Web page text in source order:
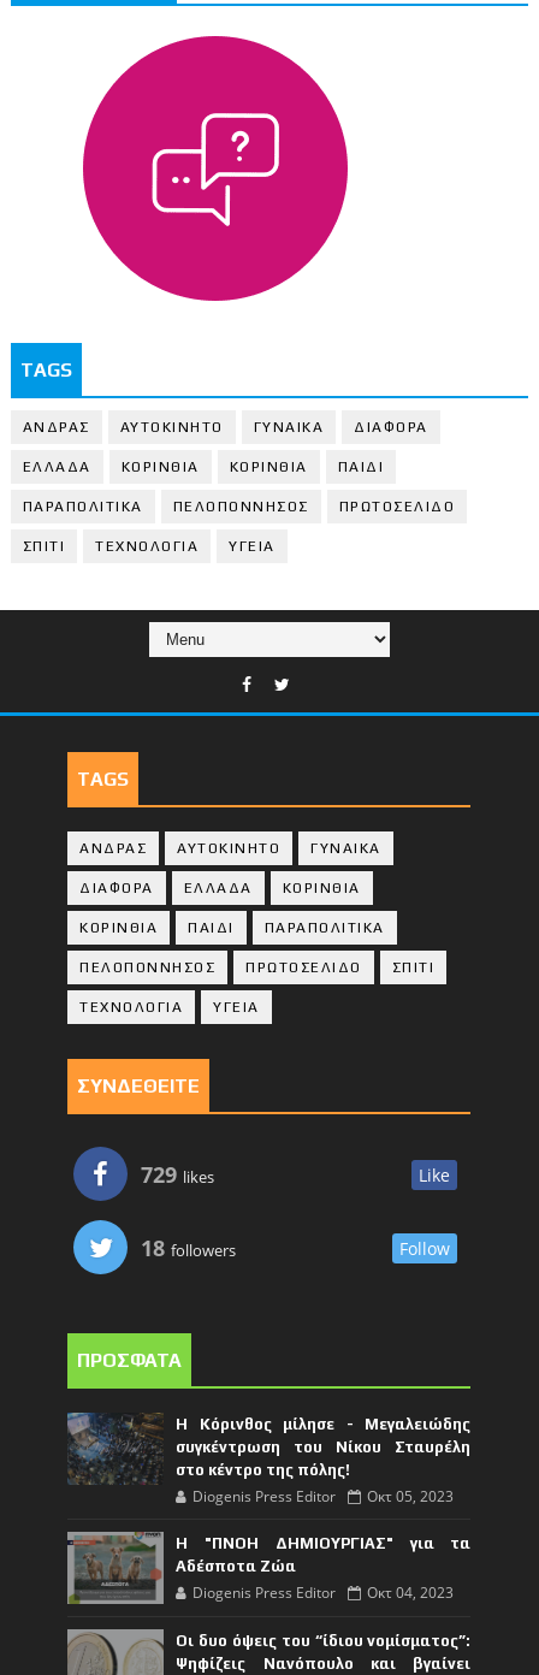
TAGS
ΑΝΔΡΑΣ ΑΥΤΟΚΙΝΗΤΟ ΓΥΝΑΙΚΑ ΔΙΑΦΟΡΑ
ΕΛΛΑΔΑ ΚΟΡΙΝΘΙΑ ΚΟΡΙΝΘΙA ΠΑΙΔΙ
ΠΑΡΑΠΟΛΙΤΙΚΑ ΠΕΛΟΠΟΝΝΗΣΟΣ ΠΡΩΤΟΣΕΛΙΔΟ
ΣΠΙΤΙ ΤΕΧΝΟΛΟΓΙΑ ΥΓΕΙΑ
TAGS
ΑΝΔΡΑΣ ΑΥΤΟΚΙΝΗΤΟ ΓΥΝΑΙΚΑ
ΔΙΑΦΟΡΑ ΕΛΛΑΔΑ ΚΟΡΙΝΘΙΑ
ΚΟΡΙΝΘΙA ΠΑΙΔΙ ΠΑΡΑΠΟΛΙΤΙΚΑ
ΠΕΛΟΠΟΝΝΗΣΟΣ ΠΡΩΤΟΣΕΛΙΔΟ ΣΠΙΤΙ
ΤΕΧΝΟΛΟΓΙΑ ΥΓΕΙΑ
ΣΥΝΔΕΘΕΙΤΕ
729 likes Like
18 followers Follow
ΠΡΟΣΦΑΤΑ
Η Κόρινθος μίλησε - Μεγαλειώδης
συγκέντρωση του Νίκου Σταυρέλη
στο κέντρο της πόλης!
Diogenis Press Editor Οκτ 05, 2023
Η "ΠΝΟΗ ΔΗΜΙΟΥΡΓΙΑΣ" για τα
Αδέσποτα Ζώα
Diogenis Press Editor Οκτ 04, 2023
Οι δυο όψεις του “ίδιου νομίσματος”:
Ψηφίζεις Νανόπουλο και βγαίνει